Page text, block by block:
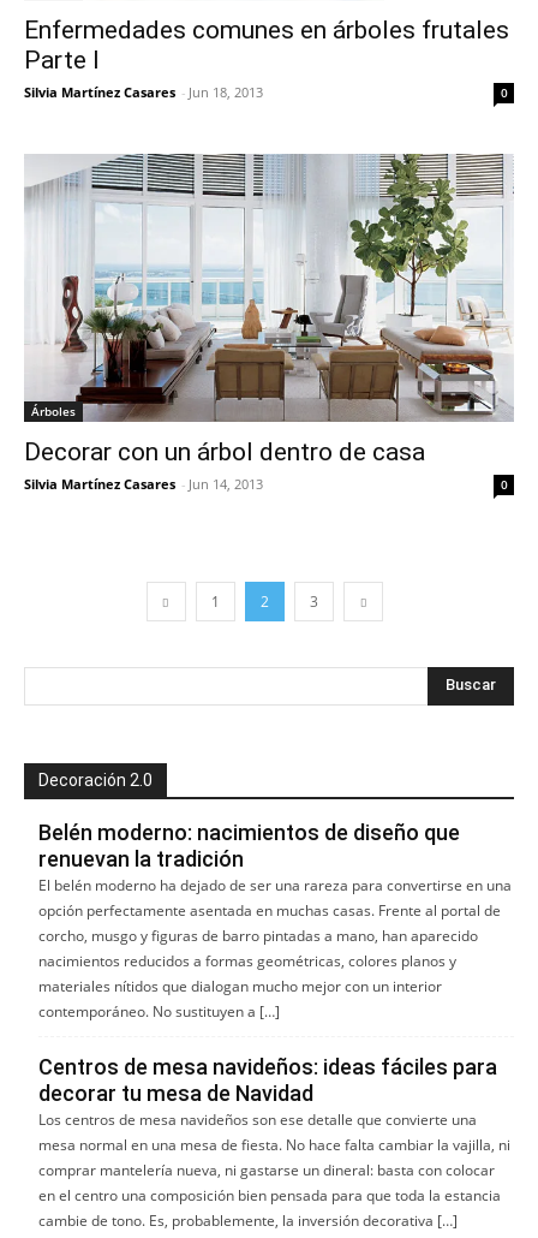
Enfermedades comunes en árboles frutales
Parte I
Silvia Martínez Casares - Jun 18, 2013 0
Árboles
Decorar con un árbol dentro de casa
Silvia Martínez Casares - Jun 14, 2013 0
1 2 3
Decoración 2.0
Belén moderno: nacimientos de diseño que
renuevan la tradición
El belén moderno ha dejado de ser una rareza para convertirse en una
opción perfectamente asentada en muchas casas. Frente al portal de
corcho, musgo y figuras de barro pintadas a mano, han aparecido
nacimientos reducidos a formas geométricas, colores planos y
materiales nítidos que dialogan mucho mejor con un interior
contemporáneo. No sustituyen a […]
Centros de mesa navideños: ideas fáciles para
decorar tu mesa de Navidad
Los centros de mesa navideños son ese detalle que convierte una
mesa normal en una mesa de fiesta. No hace falta cambiar la vajilla, ni
comprar mantelería nueva, ni gastarse un dineral: basta con colocar
en el centro una composición bien pensada para que toda la estancia
cambie de tono. Es, probablemente, la inversión decorativa […]